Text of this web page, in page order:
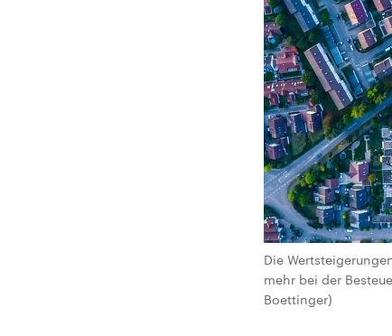
Die
mehr bei der
Boettinger)